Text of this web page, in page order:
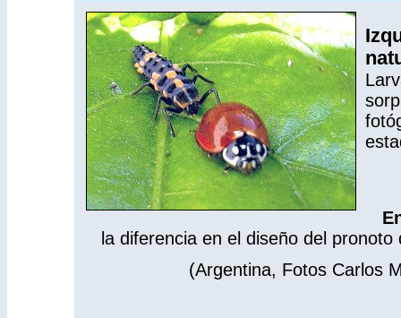
la diferencia en el diseño del
(Argentina, Fotos Carlos